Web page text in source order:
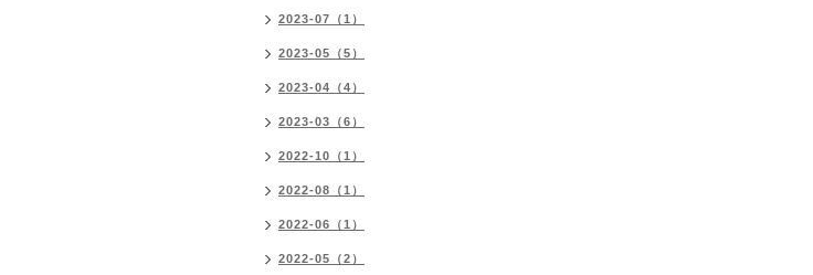
2023-07（1）
2023-05（5）
2023-04（4）
2023-03（6）
2022-10（1）
2022-08（1）
2022-06（1）
2022-05（2）